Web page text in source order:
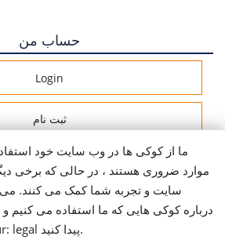
حساب من
Login
ثبت نام
اطلاعات ارسال
stay connected
ما از کوکی ها در وب سایت خود
موارد ضروری هستند ، در حالی که برخی
سایت و تجربه شما کمک می کنند. می
درباره کوکی هایی که ما استفاده می کنیم
کاربر در ما: policy و our: legal پیدا کنید.